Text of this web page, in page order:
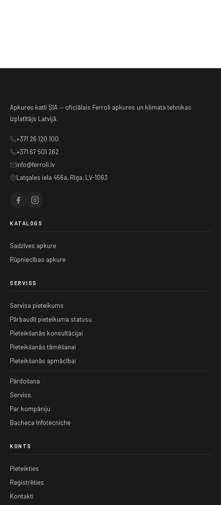
Apkures katli SIA — oficiālais Ferroli apkures un klimata tehnikas
izplatītājs Latvijā.
+371 26 120 100
+371 67 501 262
info@ferroli.lv
Latgales iela 456a, Rīga, LV-1063
KATALOGS
Sadzīves apkure
Rūpniecības apkure
SERVISS
Servisa pieteikums
Pārbaudīt pieteikuma statusu
Pieteikšanās konsultācijai
Pieteikšanās tāmēšanai
Pieteikšanās apmācībai
Pārdošana
Serviss
Par kompāniju
Bacheca Infotecniche
KONTS
Pieteikties
Reģistrēties
Kontakti